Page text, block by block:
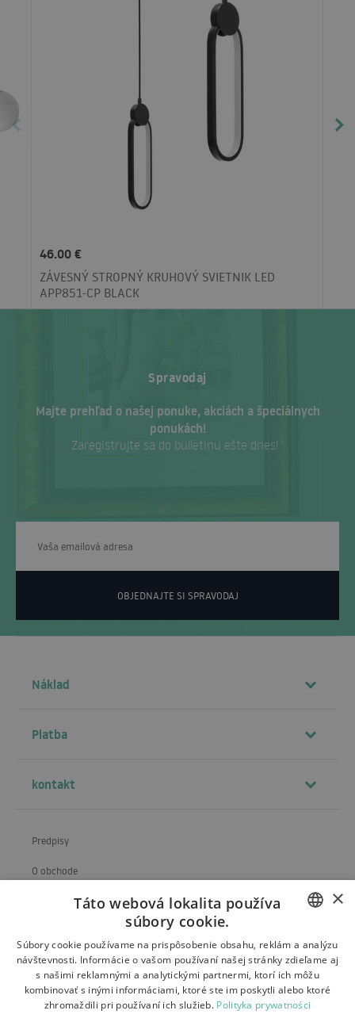
46.00 €
ZÁVESNÝ STROPNÝ KRUHOVÝ SVIETNIK LED
APP851-CP BLACK
Spravodaj
Majte prehľad o našej ponuke, akciách a špeciálnych
ponukách!
Zaregistrujte sa do bulletinu ešte dnes! ‘
OBJEDNAJTE SI SPRAVODAJ
Náklad
Platba
kontakt
Predpisy
O obchode
Vrátenie a reklamácia
Platby
Kontakt
POLISH
CZECH
×
Táto webová lokalita používa
súbory cookie.
Súbory cookie používame na prispôsobenie obsahu, reklám a analýzu
návštevnosti. Informácie o vašom používaní našej stránky zdieľame aj
s našimi reklamnými a analytickými partnermi, ktorí ich môžu
kombinovať s inými informáciami, ktoré ste im poskytli alebo ktoré
zhromaždili pri používaní ich služieb. Polityka prywatności